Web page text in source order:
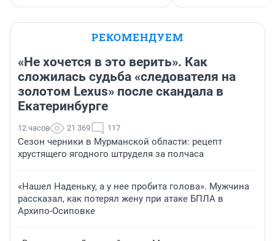
РЕКОМЕНДУЕМ
«Не хочется в это верить». Как
сложилась судьба «следователя на
золотом Lexus» после скандала в
Екатеринбурге
12 часов 21 369 117
Сезон черники в Мурманской области: рецепт
хрустящего ягодного штруделя за полчаса
«Нашел Наденьку, а у нее пробита голова». Мужчина
рассказал, как потерял жену при атаке БПЛА в
Архипо-Осиповке